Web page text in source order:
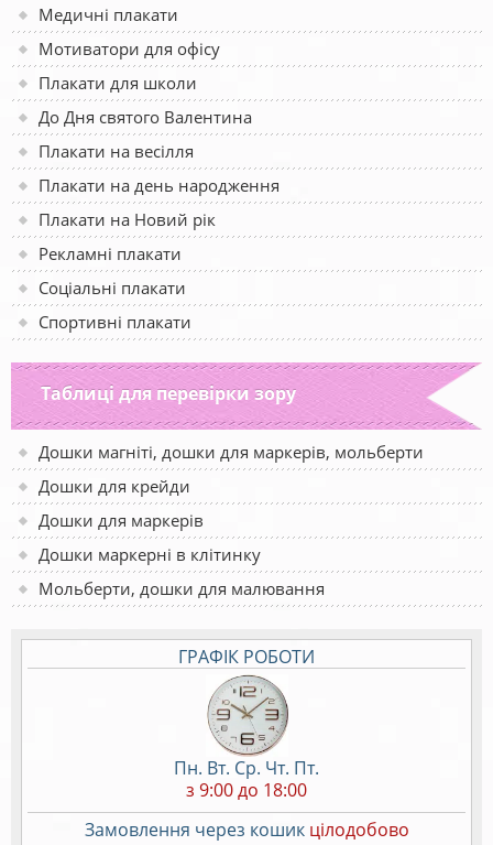
Медичні плакати
Мотиватори для офісу
Плакати для школи
До Дня святого Валентина
Плакати на весілля
Плакати на день народження
Плакати на Новий рік
Рекламні плакати
Соціальні плакати
Спортивні плакати
Таблиці для перевірки зору
Дошки магніті, дошки для маркерів, мольберти
Дошки для крейди
Дошки для маркерів
Дошки маркерні в клітинку
Мольберти, дошки для малювання
ГРАФІК РОБОТИ
Пн. Вт. Ср. Чт. Пт.
з 9:00 до 18:00
Замовлення через кошик цілодобово